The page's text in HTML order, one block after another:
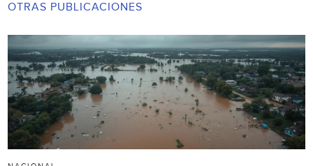
OTRAS PUBLICACIONES